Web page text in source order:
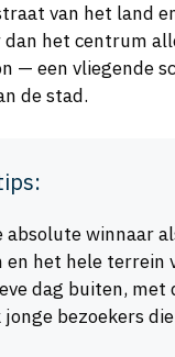
van het land
het centrum
— een vliegende
de stad.
absolute winnaar
het hele terrein
dag buiten,
bezoekers